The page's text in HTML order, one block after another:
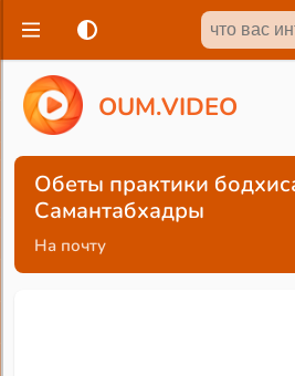
OUM.VIDEO
Обеты практики
Самантабхадры
На почту